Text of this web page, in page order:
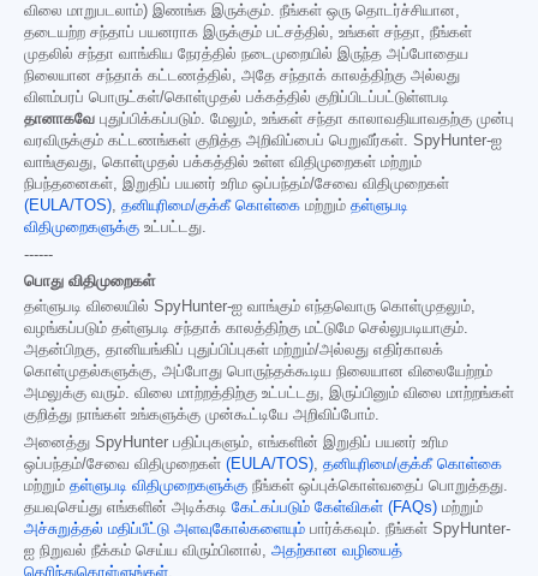
விலை மாறுபடலாம்) இணங்க இருக்கும். நீங்கள் ஒரு தொடர்ச்சியான,
தடையற்ற சந்தாப் பயனராக இருக்கும் பட்சத்தில், உங்கள் சந்தா, நீங்கள்
முதலில் சந்தா வாங்கிய நேரத்தில் நடைமுறையில் இருந்த அப்போதைய
நிலையான சந்தாக் கட்டணத்தில், அதே சந்தாக் காலத்திற்கு அல்லது
விளம்பரப் பொருட்கள்/கொள்முதல் பக்கத்தில் குறிப்பிடப்பட்டுள்ளபடி
தானாகவே புதுப்பிக்கப்படும். மேலும், உங்கள் சந்தா காலாவதியாவதற்கு முன்பு
வரவிருக்கும் கட்டணங்கள் குறித்த அறிவிப்பைப் பெறுவீர்கள். SpyHunter-ஐ
வாங்குவது, கொள்முதல் பக்கத்தில் உள்ள விதிமுறைகள் மற்றும்
நிபந்தனைகள், இறுதிப் பயனர் உரிம ஒப்பந்தம்/சேவை விதிமுறைகள்
(EULA/TOS), தனியுரிமை/குக்கீ கொள்கை மற்றும் தள்ளுபடி
விதிமுறைகளுக்கு உட்பட்டது.
------
பொது விதிமுறைகள்
தள்ளுபடி விலையில் SpyHunter-ஐ வாங்கும் எந்தவொரு கொள்முதலும்,
வழங்கப்படும் தள்ளுபடி சந்தாக் காலத்திற்கு மட்டுமே செல்லுபடியாகும்.
அதன்பிறகு, தானியங்கிப் புதுப்பிப்புகள் மற்றும்/அல்லது எதிர்காலக்
கொள்முதல்களுக்கு, அப்போது பொருந்தக்கூடிய நிலையான விலையேற்றம்
அமலுக்கு வரும். விலை மாற்றத்திற்கு உட்பட்டது, இருப்பினும் விலை மாற்றங்கள்
குறித்து நாங்கள் உங்களுக்கு முன்கூட்டியே அறிவிப்போம்.
அனைத்து SpyHunter பதிப்புகளும், எங்களின் இறுதிப் பயனர் உரிம
ஒப்பந்தம்/சேவை விதிமுறைகள் (EULA/TOS), தனியுரிமை/குக்கீ கொள்கை
மற்றும் தள்ளுபடி விதிமுறைகளுக்கு நீங்கள் ஒப்புக்கொள்வதைப் பொறுத்தது.
தயவுசெய்து எங்களின் அடிக்கடி கேட்கப்படும் கேள்விகள் (FAQs) மற்றும்
அச்சுறுத்தல் மதிப்பீட்டு அளவுகோல்களையும் பார்க்கவும். நீங்கள் SpyHunter-
ஐ நிறுவல் நீக்கம் செய்ய விரும்பினால், அதற்கான வழியைத்